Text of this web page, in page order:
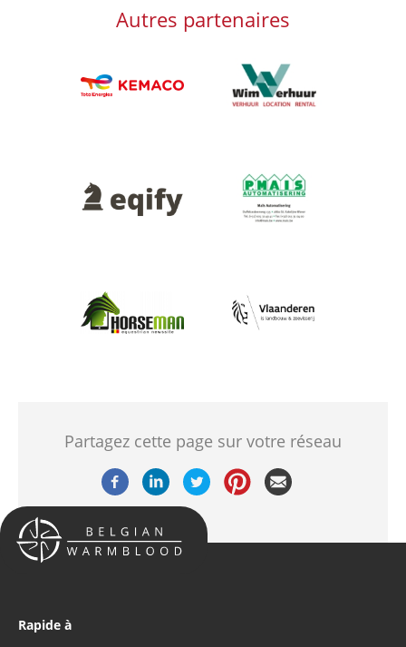
Autres partenaires
Afbeelding
Afbeelding
Afbeelding Afbeelding
Afbeelding Afbeelding
Partagez cette page sur votre réseau
Rapide à